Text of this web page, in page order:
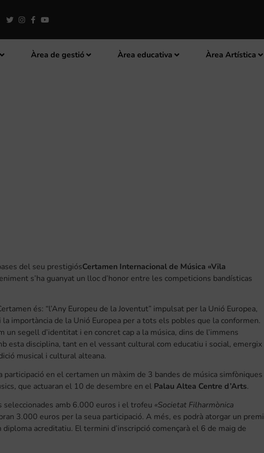
Àrea de gestió Àrea educativa Àrea Artística
del seu prestigiósCertamen Internacional de Música «Vila
s’ha guanyat un lloc d’honor entre les competicions bandísticas
és: “l’Any Europeu de la Joventut” impulsat per la Unió Europea,
importància de la Unió Europea per a tots els pobles que la conformen.
segell d’identitat i en concret cap a la música, dins de l’immens
esta disciplina, tant en el vessant cultural com educatiu i social, emergix
musical i cultural alteana.
participació en el certamen un màxim de 3 bandes de música simfòniques
que actuaran el 10 de desembre en el Palau Altea Centre d’Arts.
amb 6.000 euros i el trofeu «Societat Filharmònica
3.000 euros per la seua participació. A més, es podrà atorgar un premi
acreditatiu. El termini d’inscripció començarà el 6 de maig de